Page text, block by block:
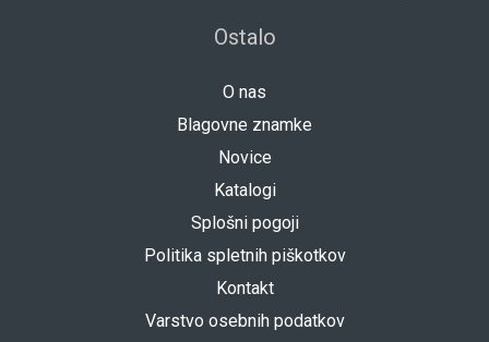
Ostalo
O nas
Blagovne znamke
Novice
Katalogi
Splošni pogoji
Politika spletnih piškotkov
Kontakt
Varstvo osebnih podatkov